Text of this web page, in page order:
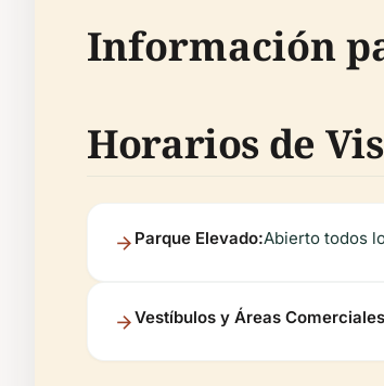
Información
Horarios de
Parque Elevado:Abierto todos
Vestíbulos y Áreas